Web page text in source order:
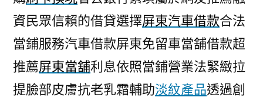
資民眾信賴的借貸選擇屏東汽車借款合法
當鋪服務汽車借款屏東免留車當舖借款超
推薦屏東當舖利息依照當鋪營業法緊緻拉
提臉部皮膚抗老乳霜輔助淡紋產品透過創